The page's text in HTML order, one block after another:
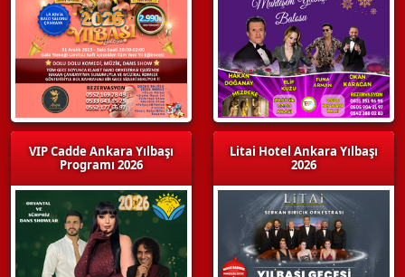
VIP Cadde Ankara Yılbaşı
Programı 2026
Litai Hotel Ankara Yılbaşı
2026